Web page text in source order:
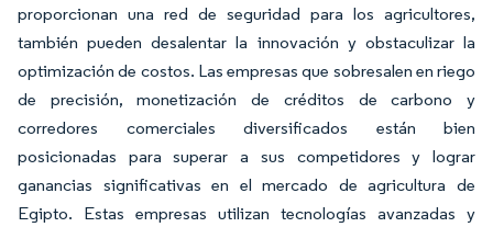
proporcionan una red de seguridad para los agricultores,
también pueden desalentar la innovación y obstaculizar la
optimización de costos. Las empresas que sobresalen en riego
de precisión, monetización de créditos de carbono y
corredores comerciales diversificados están bien
posicionadas para superar a sus competidores y lograr
ganancias significativas en el mercado de agricultura de
Egipto. Estas empresas utilizan tecnologías avanzadas y